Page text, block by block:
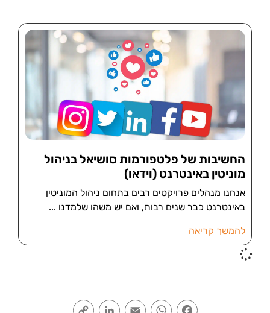
החשיבות של פלטפורמות סושיאל בניהול
מוניטין באינטרנט (וידאו)
אנחנו מנהלים פרויקטים רבים בתחום ניהול המוניטין
באינטרנט כבר שנים רבות, ואם יש משהו שלמדנו
להמשך קריאה
Facebook
WhatsApp
Email
LinkedIn